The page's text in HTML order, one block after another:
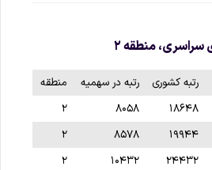
سراسری، منطقه ۲
رتبه کشوری رتبه در سهمیه
منطقه
۱۸۶۴۸ ۸۰۵۸
۲
۱۹۹۴۴ ۸۵۷۸
۲
۲۴۴۳۲ ۱۰۴۳۲
۲